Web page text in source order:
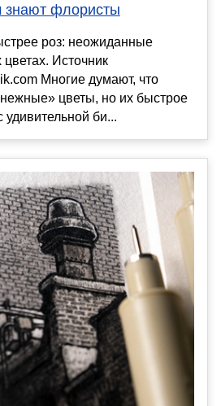
знают флористы
роз: неожиданные
Источник
Многие думают, что
цветы, но их быстрое
удивительной би...